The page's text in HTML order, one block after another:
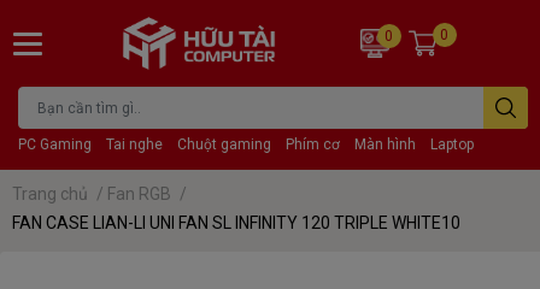
PC Gaming Tai nghe Chuột gaming Phím cơ Màn hình Laptop
0 0
Trang chủ / Fan RGB /
FAN CASE LIAN-LI UNI FAN SL INFINITY 120 TRIPLE WHITE10